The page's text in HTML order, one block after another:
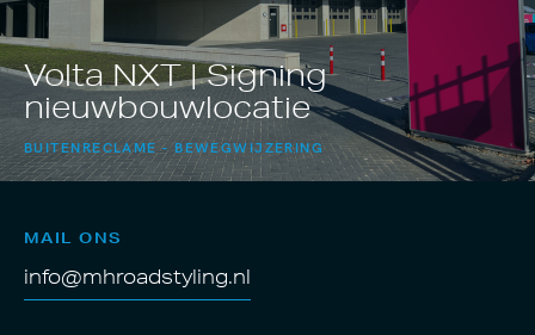
Volta NXT | Signing
nieuwbouwlocatie
BUITENRECLAME BEWEGWIJZERING
MAIL ONS
info@mhroadstyling.nl